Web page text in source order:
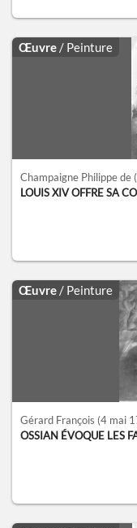
Œuvre / Peinture
Champaigne Philippe de
LOUIS XIV OFFRE SA
Œuvre / Peinture
Gérard François (4 mai
OSSIAN ÉVOQUE LES